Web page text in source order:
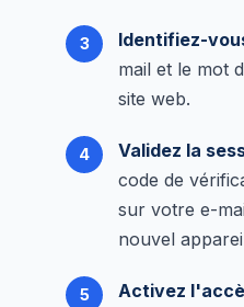
Identifiez-
mail et le mot
site web.
Validez la
code de
sur votre e-
nouvel
Activez